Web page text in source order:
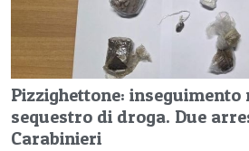
Pizzighettone: inseguimento
sequestro di droga. Due
Carabinieri